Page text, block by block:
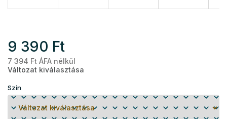
9 390 Ft
7 394 Ft ÁFA nélkül
Változat kiválasztása
Szín